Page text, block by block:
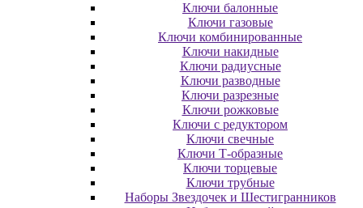
Ключи балонные
Ключи газовые
Ключи комбинированные
Ключи накидные
Ключи радиусные
Ключи разводные
Ключи разрезные
Ключи рожковые
Ключи с редуктором
Ключи свечные
Ключи Т-образные
Ключи торцевые
Ключи трубные
Наборы Звездочек и Шестигранников